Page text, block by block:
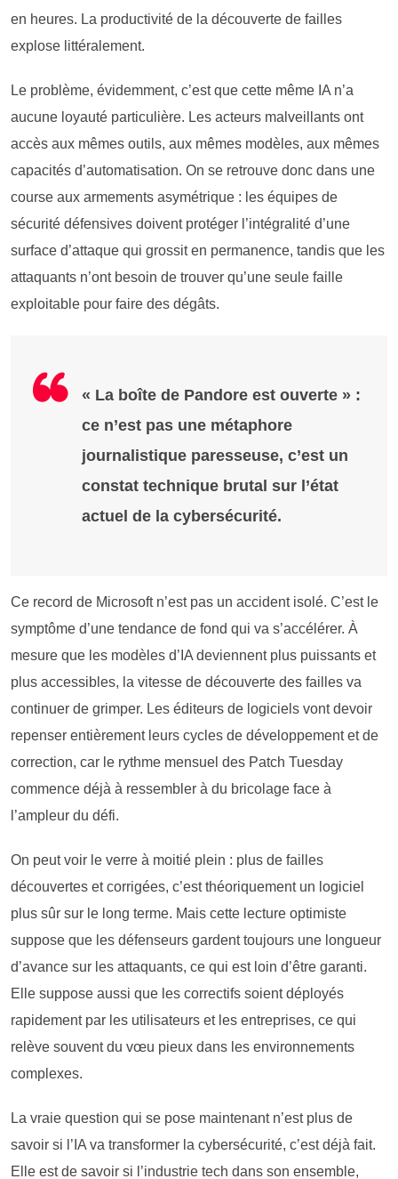
en heures. La productivité de la découverte de failles
explose littéralement.
Le problème, évidemment, c’est que cette même IA n’a
aucune loyauté particulière. Les acteurs malveillants ont
accès aux mêmes outils, aux mêmes modèles, aux mêmes
capacités d’automatisation. On se retrouve donc dans une
course aux armements asymétrique : les équipes de
sécurité défensives doivent protéger l’intégralité d’une
surface d’attaque qui grossit en permanence, tandis que les
attaquants n’ont besoin de trouver qu’une seule faille
exploitable pour faire des dégâts.
« La boîte de Pandore est ouverte » :
ce n’est pas une métaphore
journalistique paresseuse, c’est un
constat technique brutal sur l’état
actuel de la cybersécurité.
Ce record de Microsoft n’est pas un accident isolé. C’est le
symptôme d’une tendance de fond qui va s’accélérer. À
mesure que les modèles d’IA deviennent plus puissants et
plus accessibles, la vitesse de découverte des failles va
continuer de grimper. Les éditeurs de logiciels vont devoir
repenser entièrement leurs cycles de développement et de
correction, car le rythme mensuel des Patch Tuesday
commence déjà à ressembler à du bricolage face à
l’ampleur du défi.
On peut voir le verre à moitié plein : plus de failles
découvertes et corrigées, c’est théoriquement un logiciel
plus sûr sur le long terme. Mais cette lecture optimiste
suppose que les défenseurs gardent toujours une longueur
d’avance sur les attaquants, ce qui est loin d’être garanti.
Elle suppose aussi que les correctifs soient déployés
rapidement par les utilisateurs et les entreprises, ce qui
relève souvent du vœu pieux dans les environnements
complexes.
La vraie question qui se pose maintenant n’est plus de
savoir si l’IA va transformer la cybersécurité, c’est déjà fait.
Elle est de savoir si l’industrie tech dans son ensemble,